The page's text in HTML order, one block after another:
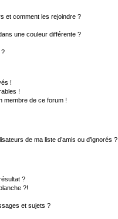
et comment les rejoindre ?
une couleur différente ?
?
!
!
membre de ce forum !
de ma liste d’amis ou d’ignorés ?
?
?!
et sujets ?